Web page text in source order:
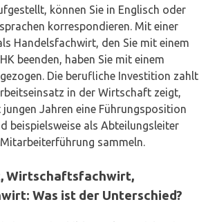
können Sie in Englisch oder
korrespondieren. Mit einer
Handelsfachwirt, den Sie mit einem
beenden, haben Sie mit einem
Die berufliche Investition zahlt
in der Wirtschaft zeigt,
Jahren eine Führungsposition
beispielsweise als Abteilungsleiter
sammeln.
Wirtschaftsfachwirt,
Was ist der Unterschied?